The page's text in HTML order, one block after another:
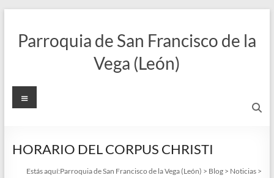
contenido
Parroquia de San Francisco de la
Vega (León)
Menú
HORARIO DEL CORPUS CHRISTI
Estás aquí:Parroquia de San Francisco de la Vega (León) > Blog > Noticias >